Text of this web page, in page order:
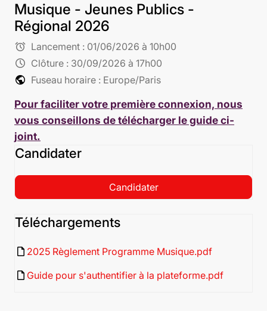
Musique - Jeunes Publics -
Régional 2026
alarm Lancement : 01/06/2026 à 10h00
schedule Clôture : 30/09/2026 à 17h00
public Fuseau horaire : Europe/Paris
Pour faciliter votre première connexion, nous
vous conseillons de télécharger le guide ci-
joint.
Candidater
Candidater
Téléchargements
insert_drive_file 2025 Règlement Programme Musique.pdf
insert_drive_file Guide pour s'authentifier à la plateforme.pdf